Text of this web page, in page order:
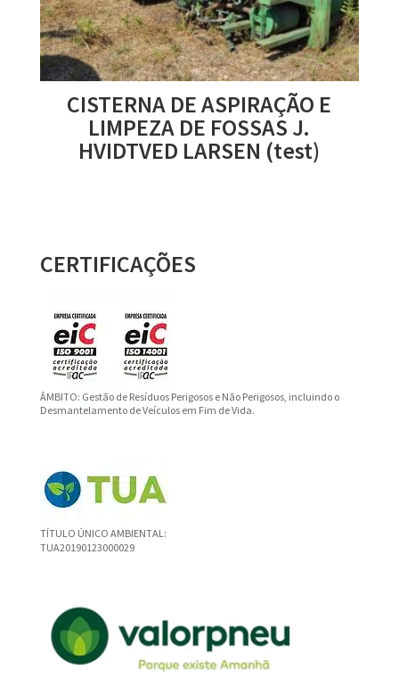
CISTERNA DE ASPIRAÇÃO E
LIMPEZA DE FOSSAS J.
HVIDTVED LARSEN (test)
CERTIFICAÇÕES
ÂMBITO: Gestão de Resíduos Perigosos e Não Perigosos, incluindo o
Desmantelamento de Veículos em Fim de Vida.
TÍTULO ÚNICO AMBIENTAL:
TUA20190123000029